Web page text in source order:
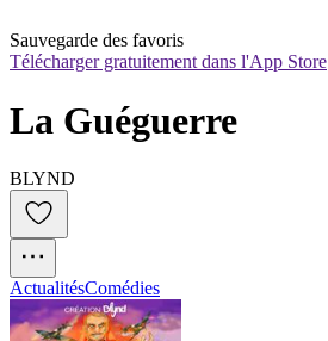
Sauvegarde des favoris
Télécharger gratuitement dans l'App Store
La Guéguerre
BLYND
ActualitésComédies